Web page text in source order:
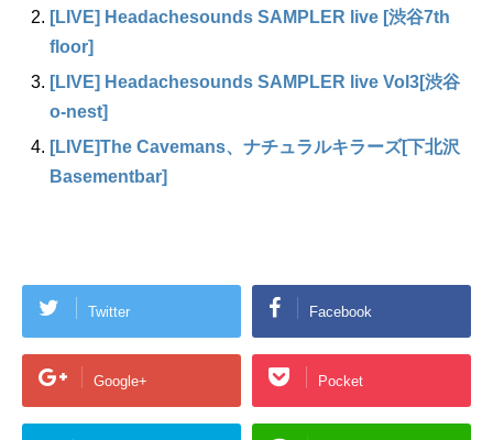
[LIVE] Headachesounds SAMPLER live [渋谷7th
floor]
[LIVE] Headachesounds SAMPLER live Vol3[渋谷
o-nest]
[LIVE]The Cavemans、ナチュラルキラーズ[下北沢
Basementbar]
Twitter Facebook
Google+ Pocket